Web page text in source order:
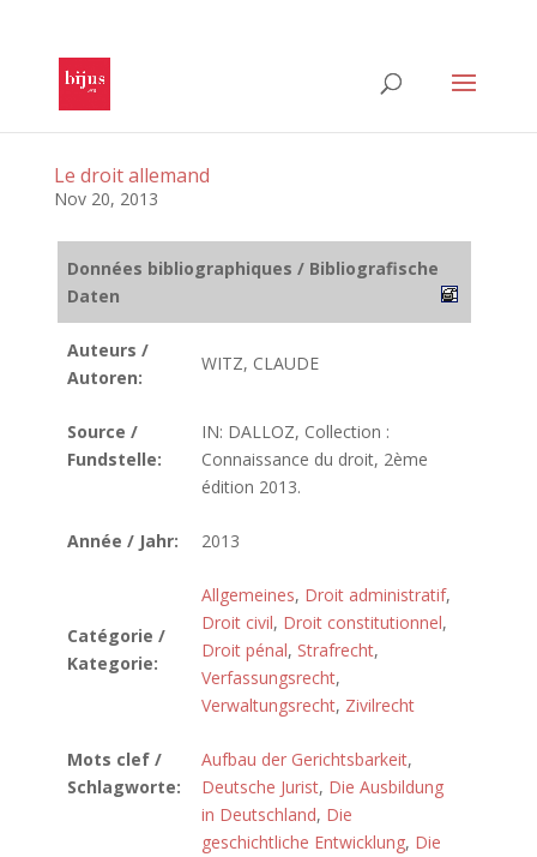
Le droit allemand
Nov 20, 2013
Données bibliographiques / Bibliografische
Daten
Auteurs /
Autoren:
WITZ, CLAUDE
Source /
Fundstelle:
IN: DALLOZ, Collection :
Connaissance du droit, 2ème
édition 2013.
Année / Jahr: 2013
Catégorie /
Kategorie:
Allgemeines, Droit administratif,
Droit civil, Droit constitutionnel,
Droit pénal, Strafrecht,
Verfassungsrecht,
Verwaltungsrecht, Zivilrecht
Mots clef /
Schlagworte:
Aufbau der Gerichtsbarkeit,
Deutsche Jurist, Die Ausbildung
in Deutschland, Die
geschichtliche Entwicklung, Die